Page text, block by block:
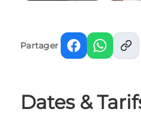
Partager
Dates &